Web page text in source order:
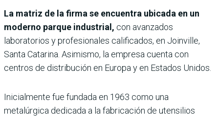
La matriz de la firma se encuentra ubicada en un
moderno parque industrial, con avanzados
laboratorios y profesionales calificados, en Joinville,
Santa Catarina. Asimismo, la empresa cuenta con
centros de distribución en Europa y en Estados Unidos.
Inicialmente fue fundada en 1963 como una
metalúrgica dedicada a la fabricación de utensilios